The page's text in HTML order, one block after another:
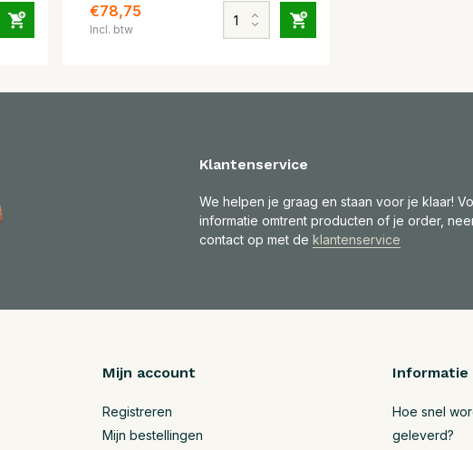
€78,75
Incl. btw
Klantenservice
We helpen je graag en staan voor je klaar!
informatie omtrent producten of je order,
contact op met de klantenservice
Mijn account
Registreren
Mijn bestellingen
Informatie
Hoe snel
geleverd?